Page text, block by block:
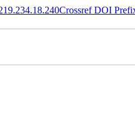
Crossref DOI